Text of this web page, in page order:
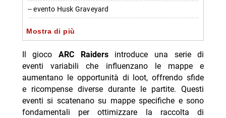
-- evento Husk Graveyard
-- evento Uncovered Caches
-- evento Lush Blooms
-- evento Night Raid
-- evento Electromagnetic Storm
-- evento Launch Tower Loot
-- evento Secret Bunker
Mostra di più
Il giocoARC Raidersintroduce una serie di
eventi variabili che influenzano le mappe e
aumentano le opportunità di loot, offrendo sfide
e ricompense diverse durante le partite. Questi
eventi si scatenano su mappe specifiche e sono
fondamentali per ottimizzare la raccolta di